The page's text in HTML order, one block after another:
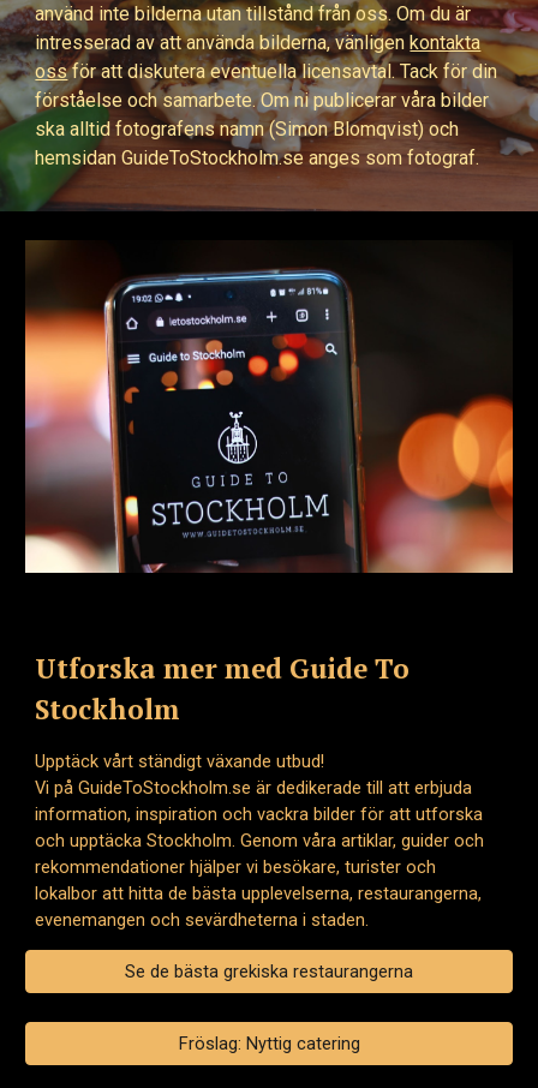
använd inte bilderna utan tillstånd från oss. Om du är
intresserad av att använda bilderna, vänligenkontakta
ossför att diskutera eventuella licensavtal. Tack för din
förståelse och samarbete. Om ni publicerar våra bilder
ska alltid fotografens namn (Simon Blomqvist) och
hemsidan GuideToStockholm.se anges som fotograf.
Utforska mer med Guide To
Stockholm
Upptäck vårt ständigt växande utbud!
Vi på GuideToStockholm.se är dedikerade till att erbjuda
information, inspiration och vackra bilder för att utforska
och upptäcka Stockholm. Genom våra artiklar, guider och
rekommendationer hjälper vi besökare, turister och
lokalbor att hitta de bästa upplevelserna, restaurangerna,
evenemangen och sevärdheterna i staden.
Se de bästa grekiska restaurangerna
Fröslag: Nyttig catering